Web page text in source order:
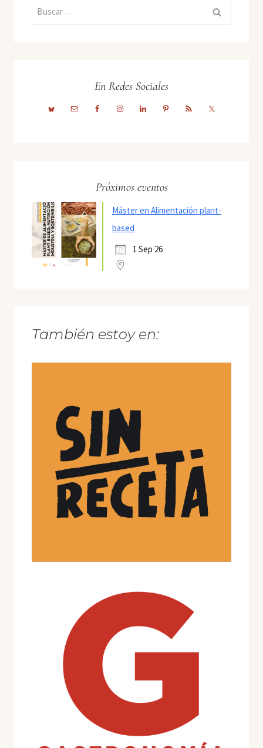
Buscar:
En Redes Sociales
Próximos eventos
Máster en Alimentación plant-
based
1 Sep 26
También estoy en: